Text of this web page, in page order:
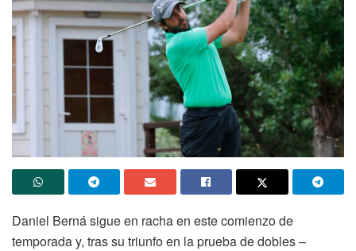
Daniel Berná sigue en racha en este comienzo de
temporada y, tras su triunfo en la prueba de dobles –